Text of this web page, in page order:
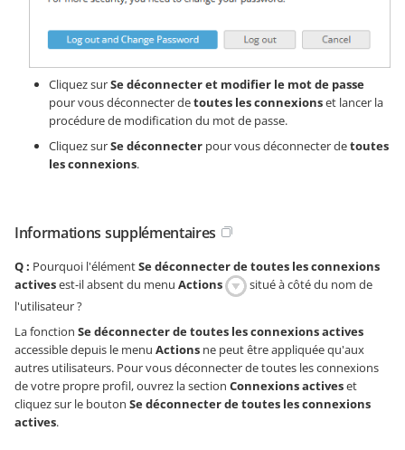
Cliquez surSe déconnecter et modifier le mot de passe
pour vous déconnecter detoutes les connexionset lancer la
procédure de modification du mot de passe.
Cliquez surSe déconnecter pour vous déconnecter detoutes
les connexions.
Informations supplémentaires
Q : Pourquoi l'élémentSe déconnecter de toutes les connexions
activesest-il absent du menu Actions
situé à côté du nom de
l'utilisateur ?
La fonction Se déconnecter de toutes les connexions actives
accessible depuis le menu Actions ne peut être appliquée qu'aux
autres utilisateurs. Pour vous déconnecter de toutes les connexions
de votre propre profil, ouvrez la section Connexions activeset
cliquez sur le bouton Se déconnecter de toutes les connexions
actives.